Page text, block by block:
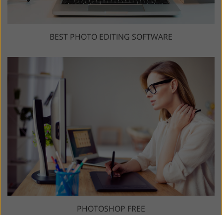
BEST PHOTO EDITING SOFTWARE
PHOTOSHOP FREE